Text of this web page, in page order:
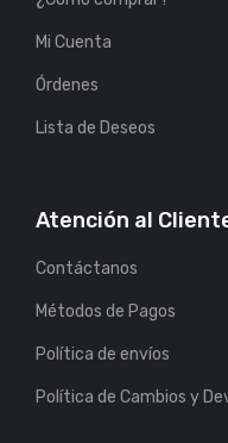
Mi Cuenta
Órdenes
Lista de Deseos
Atención al
Contáctanos
Métodos de Pagos
Política de envíos
Política de Cambios y